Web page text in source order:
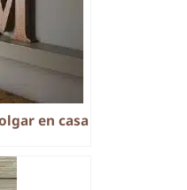
en casa